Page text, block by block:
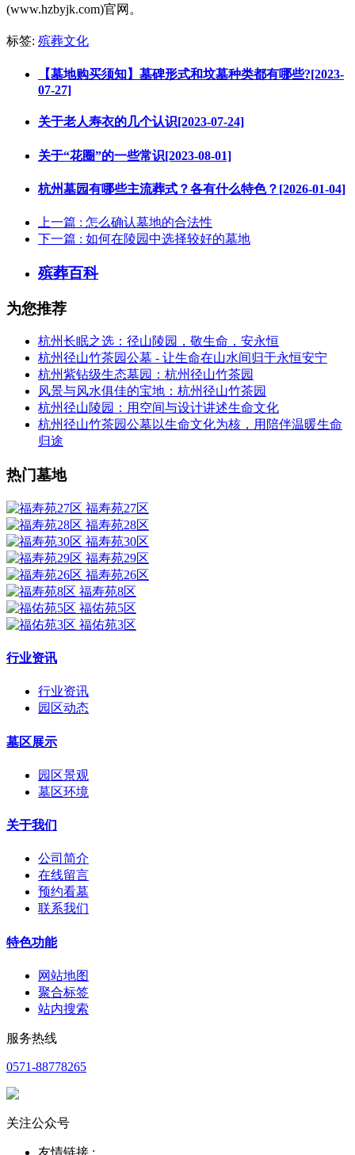
(www.hzbyjk.com)官网。
标签: 殡葬文化
【墓地购买须知】墓碑形式和坟墓种类都有哪些?[2023-
07-27]
关于老人寿衣的几个认识[2023-07-24]
关于“花圈”的一些常识[2023-08-01]
杭州墓园有哪些主流葬式？各有什么特色？[2026-01-04]
上一篇 : 怎么确认墓地的合法性
下一篇 : 如何在陵园中选择较好的墓地
殡葬百科
为您推荐
杭州长眠之选：径山陵园，敬生命，安永恒
杭州径山竹茶园公墓 - 让生命在山水间归于永恒安宁
杭州紫钻级生态墓园：杭州径山竹茶园
风景与风水俱佳的宝地：杭州径山竹茶园
杭州径山陵园：用空间与设计讲述生命文化
杭州径山竹茶园公墓以生命文化为核，用陪伴温暖生命
归途
热门墓地
福寿苑27区
福寿苑28区
福寿苑30区
福寿苑29区
福寿苑26区
福寿苑8区
福佑苑5区
福佑苑3区
行业资讯
行业资讯
园区动态
墓区展示
园区景观
墓区环境
关于我们
公司简介
在线留言
预约看墓
联系我们
特色功能
网站地图
聚合标签
站内搜索
服务热线
0571-88778265
关注公众号
友情链接 :